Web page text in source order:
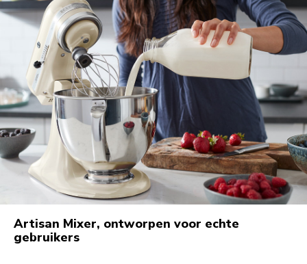
Artisan Mixer, ontworpen voor echte
gebruikers